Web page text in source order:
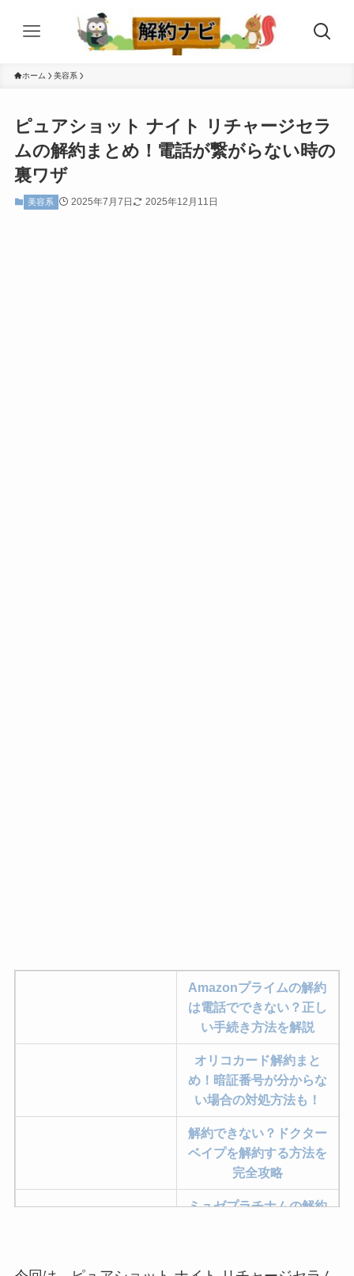
ホーム 美容系
ピュアショット ナイト リチャージセラ
ムの解約まとめ！電話が繋がらない時の
裏ワザ
美容系 2025年7月7日 2025年12月11日
Amazonプライムの解約
は電話でできない？正し
い手続き方法を解説
オリコカード解約まと
め！暗証番号が分からな
い場合の対処方法も！
解約できない？ドクター
ベイプを解約する方法を
完全攻略
ミュゼプラチナムの解約